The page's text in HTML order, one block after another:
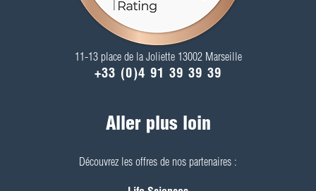
11-13 place de la Joliette 13002 Marseille
+33 (0)4 91 39 39 39
Aller plus loin
Découvrez les offres de nos partenaires :